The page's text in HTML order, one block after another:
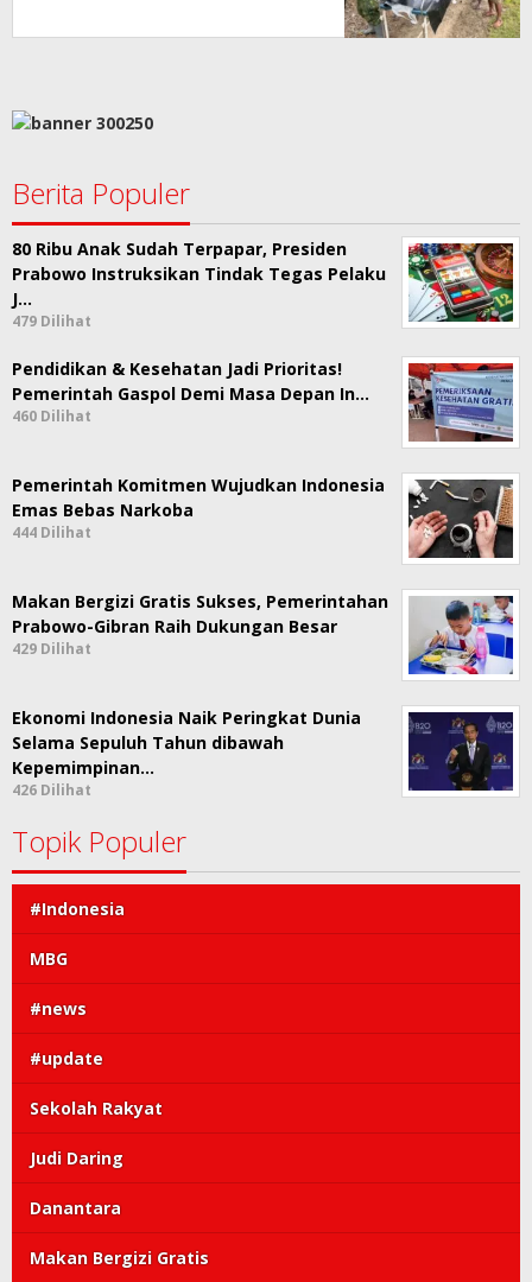
Berita Populer
80 Ribu Anak Sudah Terpapar, Presiden
Prabowo Instruksikan Tindak Tegas Pelaku
J…
479 Dilihat
Pendidikan & Kesehatan Jadi Prioritas!
Pemerintah Gaspol Demi Masa Depan In…
460 Dilihat
Pemerintah Komitmen Wujudkan Indonesia
Emas Bebas Narkoba
444 Dilihat
Makan Bergizi Gratis Sukses, Pemerintahan
Prabowo-Gibran Raih Dukungan Besar
429 Dilihat
Ekonomi Indonesia Naik Peringkat Dunia
Selama Sepuluh Tahun dibawah
Kepemimpinan…
426 Dilihat
Topik Populer
#Indonesia
MBG
#news
#update
Sekolah Rakyat
Judi Daring
Danantara
Makan Bergizi Gratis